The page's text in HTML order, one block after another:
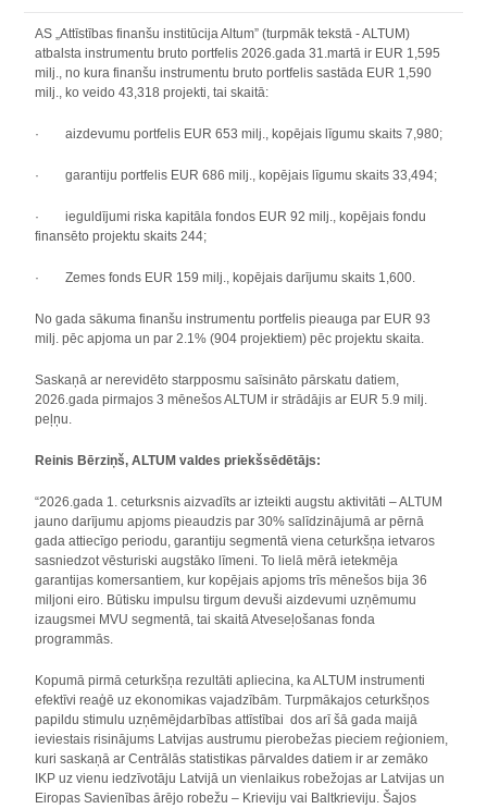
AS „Attīstības finanšu institūcija Altum” (turpmāk tekstā - ALTUM)
atbalsta instrumentu bruto portfelis 2026.gada 31.martā ir EUR 1,595
milj., no kura finanšu instrumentu bruto portfelis sastāda EUR 1,590
milj., ko veido 43,318 projekti, tai skaitā:
· aizdevumu portfelis EUR 653 milj., kopējais līgumu skaits 7,980;
· garantiju portfelis EUR 686 milj., kopējais līgumu skaits 33,494;
· ieguldījumi riska kapitāla fondos EUR 92 milj., kopējais fondu
finansēto projektu skaits 244;
· Zemes fonds EUR 159 milj., kopējais darījumu skaits 1,600.
No gada sākuma finanšu instrumentu portfelis pieauga par EUR 93
milj. pēc apjoma un par 2.1% (904 projektiem) pēc projektu skaita.
Saskaņā ar nerevidēto starpposmu saīsināto pārskatu datiem,
2026.gada pirmajos 3 mēnešos ALTUM ir strādājis ar EUR 5.9 milj.
peļņu.
Reinis Bērziņš, ALTUM valdes priekšsēdētājs:
“2026.gada 1. ceturksnis aizvadīts ar izteikti augstu aktivitāti – ALTUM
jauno darījumu apjoms pieaudzis par 30% salīdzinājumā ar pērnā
gada attiecīgo periodu, garantiju segmentā viena ceturkšņa ietvaros
sasniedzot vēsturiski augstāko līmeni. To lielā mērā ietekmēja
garantijas komersantiem, kur kopējais apjoms trīs mēnešos bija 36
miljoni eiro. Būtisku impulsu tirgum devuši aizdevumi uzņēmumu
izaugsmei MVU segmentā, tai skaitā Atveseļošanas fonda
programmās.
Kopumā pirmā ceturkšņa rezultāti apliecina, ka ALTUM instrumenti
efektīvi reaģē uz ekonomikas vajadzībām. Turpmākajos ceturkšņos
papildu stimulu uzņēmējdarbības attīstībai dos arī šā gada maijā
ieviestais risinājums Latvijas austrumu pierobežas pieciem reģioniem,
kuri saskaņā ar Centrālās statistikas pārvaldes datiem ir ar zemāko
IKP uz vienu iedzīvotāju Latvijā un vienlaikus robežojas ar Latvijas un
Eiropas Savienības ārējo robežu – Krieviju vai Baltkrieviju. Šajos